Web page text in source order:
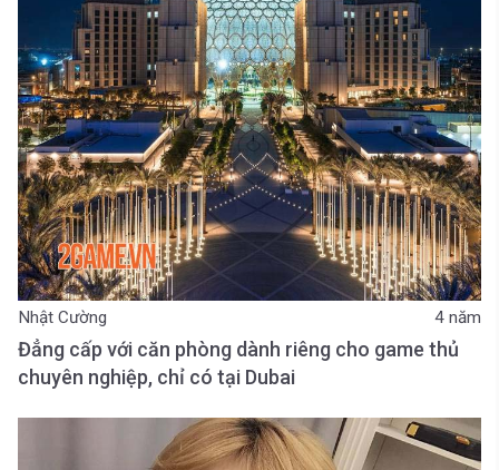
Nhật Cường 4 năm
Đẳng cấp với căn phòng dành riêng cho game thủ
chuyên nghiệp, chỉ có tại Dubai